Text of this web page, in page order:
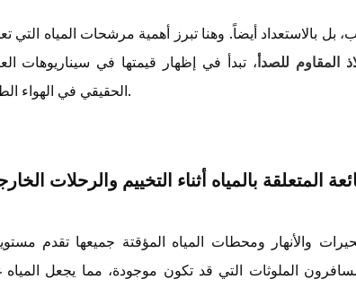
بل بالاستعداد أيضاً. وهنا تبرز أهمية مرشحات المياه التي
المقاوم للصدأ، تبدأ في إظهار قيمتها في سيناريوهات
الحقيقي في الهواء الطلق.
المتعلقة بالمياه أثناء التخييم والرحلات
والأنهار ومحطات المياه المؤقتة جميعها تقدم
الملوثات التي قد تكون موجودة، مما يجعل المياه